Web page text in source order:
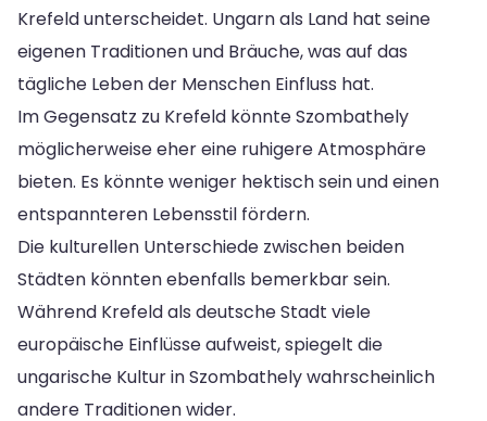
Krefeld unterscheidet. Ungarn als Land hat seine
eigenen Traditionen und Bräuche, was auf das
tägliche Leben der Menschen Einfluss hat.
Im Gegensatz zu Krefeld könnte Szombathely
möglicherweise eher eine ruhigere Atmosphäre
bieten. Es könnte weniger hektisch sein und einen
entspannteren Lebensstil fördern.
Die kulturellen Unterschiede zwischen beiden
Städten könnten ebenfalls bemerkbar sein.
Während Krefeld als deutsche Stadt viele
europäische Einflüsse aufweist, spiegelt die
ungarische Kultur in Szombathely wahrscheinlich
andere Traditionen wider.